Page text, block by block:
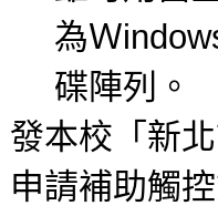
為Ｗ
碟陣列。
發本校「新
申請補助觸